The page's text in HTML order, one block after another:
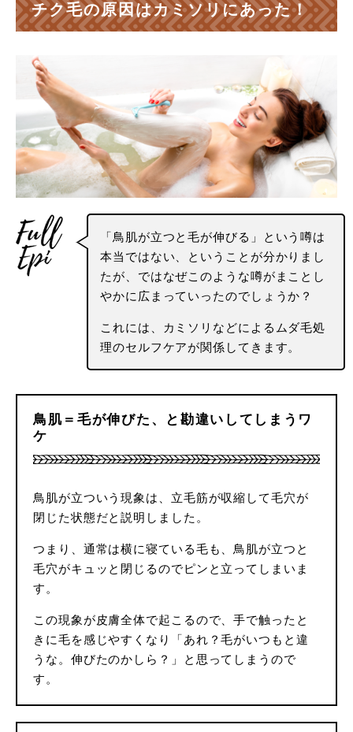
チク毛の原因はカミソリにあった！
「鳥肌が立つと毛が伸びる」という噂は
本当ではない、ということが分かりまし
たが、ではなぜこのような噂がまことし
やかに広まっていったのでしょうか？
これには、カミソリなどによるムダ毛処
理のセルフケアが関係してきます。
鳥肌＝毛が伸びた、と勘違いしてしまうワ
ケ
鳥肌が立ついう現象は、立毛筋が収縮して毛穴が
閉じた状態だと説明しました。
つまり、通常は横に寝ている毛も、鳥肌が立つと
毛穴がキュッと閉じるのでピンと立ってしまいま
す。
この現象が皮膚全体で起こるので、手で触ったと
きに毛を感じやすくなり「あれ？毛がいつもと違
うな。伸びたのかしら？」と思ってしまうので
す。